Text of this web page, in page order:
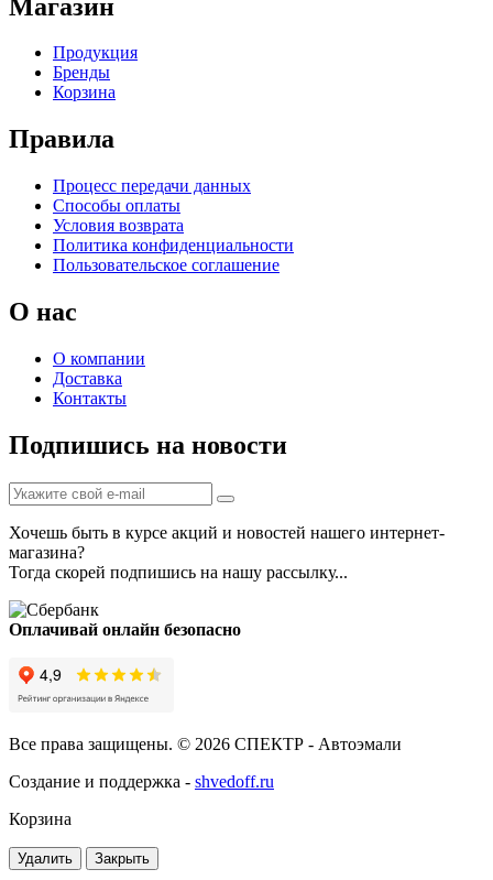
Магазин
Продукция
Бренды
Корзина
Правила
Процесс передачи данных
Способы оплаты
Условия возврата
Политика конфиденциальности
Пользовательское соглашение
О нас
О компании
Доставка
Контакты
Подпишись на новости
Хочешь быть в курсе акций и новостей нашего интернет-
магазина?
Тогда скорей подпишись на нашу рассылку...
Оплачивай онлайн безопасно
Все права защищены. © 2026 СПЕКТР - Автоэмали
Создание и поддержка - shvedoff.ru
Корзина
Удалить Закрыть